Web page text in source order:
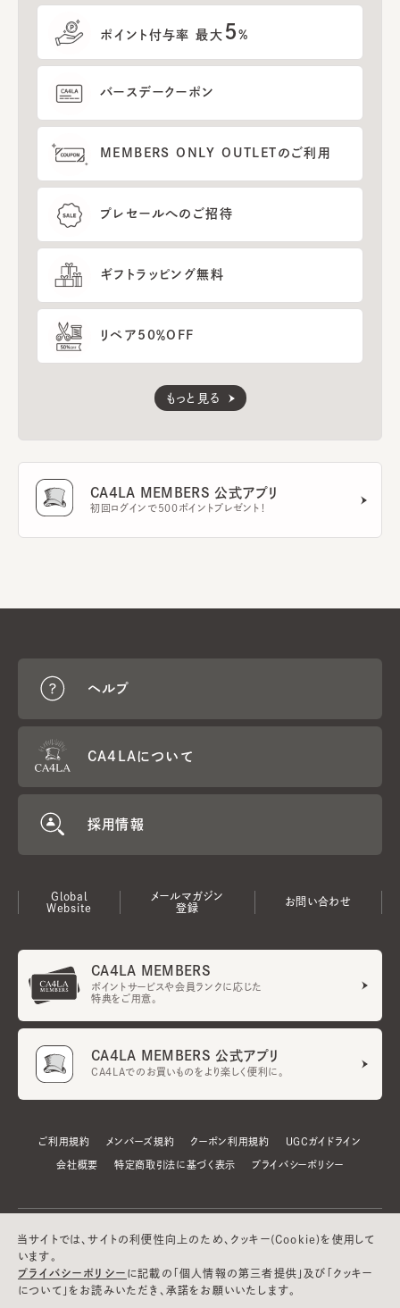
ポイント付与率 最大 5%
バースデークーポン
MEMBERS ONLY OUTLETのご利用
プレセールへのご招待
ギフトラッピング無料
リペア50％OFF
もっと見る
CA4LA MEMBERS 公式アプリ
初回ログインで500ポイントプレゼント！
ヘルプ
CA4LAについて
採用情報
Global
Website
メールマガジン
登録
お問い合わせ
CA4LA MEMBERS
ポイントサービスや会員ランクに応じた
特典をご用意。
CA4LA MEMBERS 公式アプリ
CA4LAでのお買いものをより楽しく便利に。
ご利用規約 メンバーズ規約 クーポン利用規約 UGCガイドライン
会社概要 特定商取引法に基づく表示 プライバシーポリシー
当サイトでは、サイトの利便性向上のため、クッキー(Cookie)を使用して
います。
プライバシーポリシー に記載の「個人情報の第三者提供」及び「クッキー
について」をお読みいただき、承諾をお願いいたします。